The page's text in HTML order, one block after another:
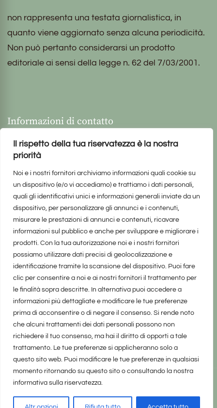
Il rispetto della tua riservatezza è la nostra
priorità
Noi e i nostri fornitori archiviamo informazioni quali cookie su
un dispositivo (e/o vi accediamo) e trattiamo i dati personali,
quali gli identificativi unici e informazioni generali inviate da un
dispositivo, per personalizzare gli annunci e i contenuti,
misurare le prestazioni di annunci e contenuti, ricavare
informazioni sul pubblico e anche per sviluppare e migliorare i
prodotti. Con la tua autorizzazione noi e i nostri fornitori
possiamo utilizzare dati precisi di geolocalizzazione e
identificazione tramite la scansione del dispositivo. Puoi fare
clic per consentire a noi e ai nostri fornitori il trattamento per
le finalità sopra descritte. In alternativa puoi accedere a
informazioni più dettagliate e modificare le tue preferenze
prima di acconsentire o di negare il consenso. Si rende noto
che alcuni trattamenti dei dati personali possono non
richiedere il tuo consenso, ma hai il diritto di opporti a tale
trattamento. Le tue preferenze si applicheranno solo a
questo sito web. Puoi modificare le tue preferenze in qualsiasi
momento ritornando su questo sito o consultando la nostra
informativa sulla riservatezza.
non rappresenta una testata giornalistica, in
quanto viene aggiornato senza alcuna periodicità.
Non può pertanto considerarsi un prodotto
editoriale ai sensi della legge n. 62 del 7/03/2001.
Informazioni di contatto
realizzato da Marina Galatioto©2025 tutti i diritti riservati -
Privacy Policy